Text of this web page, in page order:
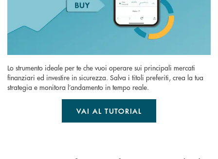
Lo strumento ideale per te che vuoi operare sui principali mercati
finanziari ed investire in sicurezza. Salva i titoli preferiti, crea la tua
strategia e monitora l’andamento in tempo reale.
VAI AL TUTORIAL